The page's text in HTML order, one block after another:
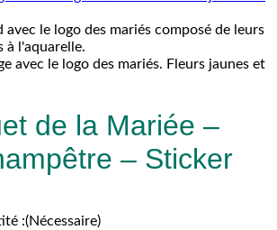
de la Mariée –
– Sticker
:(Nécessaire)